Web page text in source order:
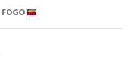
FOGO